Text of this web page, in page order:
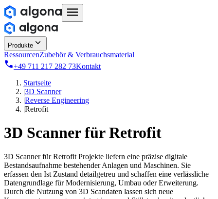
Produkte
RessourcenZubehör & Verbrauchsmaterial
+49 711 217 282 73Kontakt
Startseite
|3D Scanner
|Reverse Engineering
|Retrofit
3D Scanner für Retrofit
3D Scanner für Retrofit Projekte liefern eine präzise digitale
Bestandsaufnahme bestehender Anlagen und Maschinen. Sie
erfassen den Ist Zustand detailgetreu und schaffen eine verlässliche
Datengrundlage für Modernisierung, Umbau oder Erweiterung.
Durch die Nutzung von 3D Scandaten lassen sich neue